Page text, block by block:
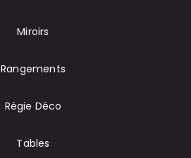
Miroirs
Rangements
Régie Déco
Tables